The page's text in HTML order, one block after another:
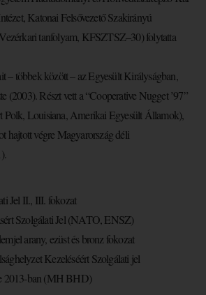
Katonai Felsővezető Szakirányú
tanfolyam, KFSZTSZ‒30) folytatta
– többek között – az Egyesült Királyságban,
(2003). Részt vett a “Cooperative Nugget ’97”
Louisiana, Amerikai Egyesült Államok),
hajtott végre Magyarország déli
Jel II., III. fokozat
Szolgálati Jel (NATO, ENSZ)
arany, ezüst és bronz fokozat
Kezeléséért Szolgálati jel
2013-ban (MH BHD)